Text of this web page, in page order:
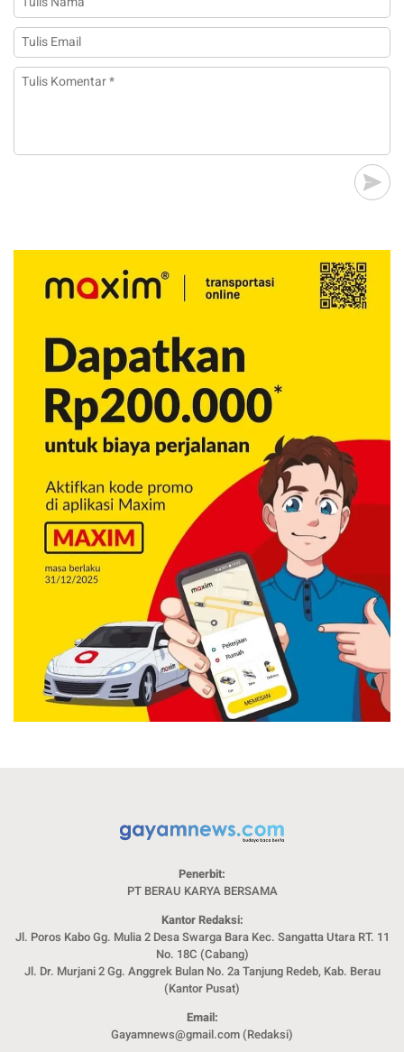
Penerbit:
PT BERAU KARYA BERSAMA
Kantor Redaksi:
Jl. Poros Kabo Gg. Mulia 2 Desa Swarga Bara Kec. Sangatta Utara RT. 11
No. 18C (Cabang)
Jl. Dr. Murjani 2 Gg. Anggrek Bulan No. 2a Tanjung Redeb, Kab. Berau
(Kantor Pusat)
Email:
Gayamnews@gmail.com (Redaksi)